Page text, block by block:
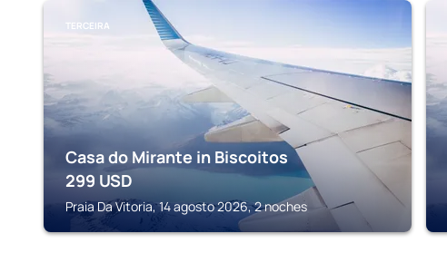
TERCEIRA
Casa do Mirante in Biscoitos
299 USD
Praia Da Vitoria, 14 agosto 2026, 2 noches